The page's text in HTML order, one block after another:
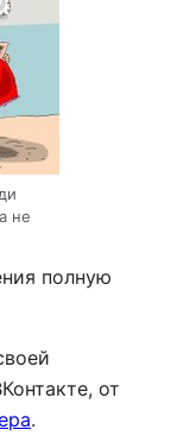
не
полную
от
.